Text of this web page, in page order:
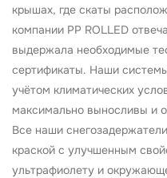
крышах, где скаты
компании PP ROLLED
выдержала необходимые
сертификаты. Наши
учётом климатических
максимально выносливы и
Все наши
краской с улучшенным
ультрафиолету и